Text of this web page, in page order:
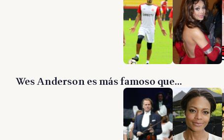
Wes Anderson es más famoso que...